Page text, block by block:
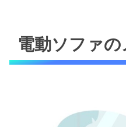
電動ソファ